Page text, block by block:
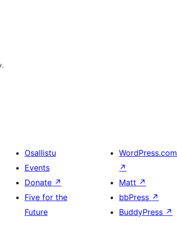
Osallistu
Events
Donate ↗
Five for the
Future
WordPress.com
↗
Matt ↗
bbPress ↗
BuddyPress ↗